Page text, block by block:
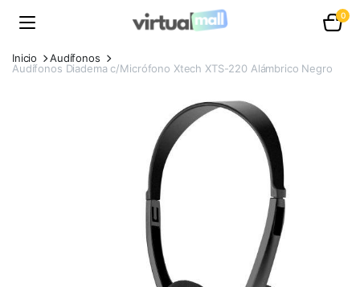
0
Inicio
Audífonos
Audífonos Diadema c/Micrófono Xtech XTS-220 Alámbrico Negro